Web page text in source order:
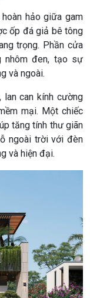
hảo giữa gam
ốp đá giả bê tông
trọng. Phần cửa
nhôm đen, tạo sự
và ngoài.
lan can kính cường
mại. Một chiếc
tăng tính thư giãn
ngoài trời với đèn
và hiện đại.